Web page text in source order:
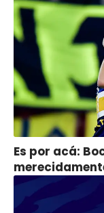
Es por acá: